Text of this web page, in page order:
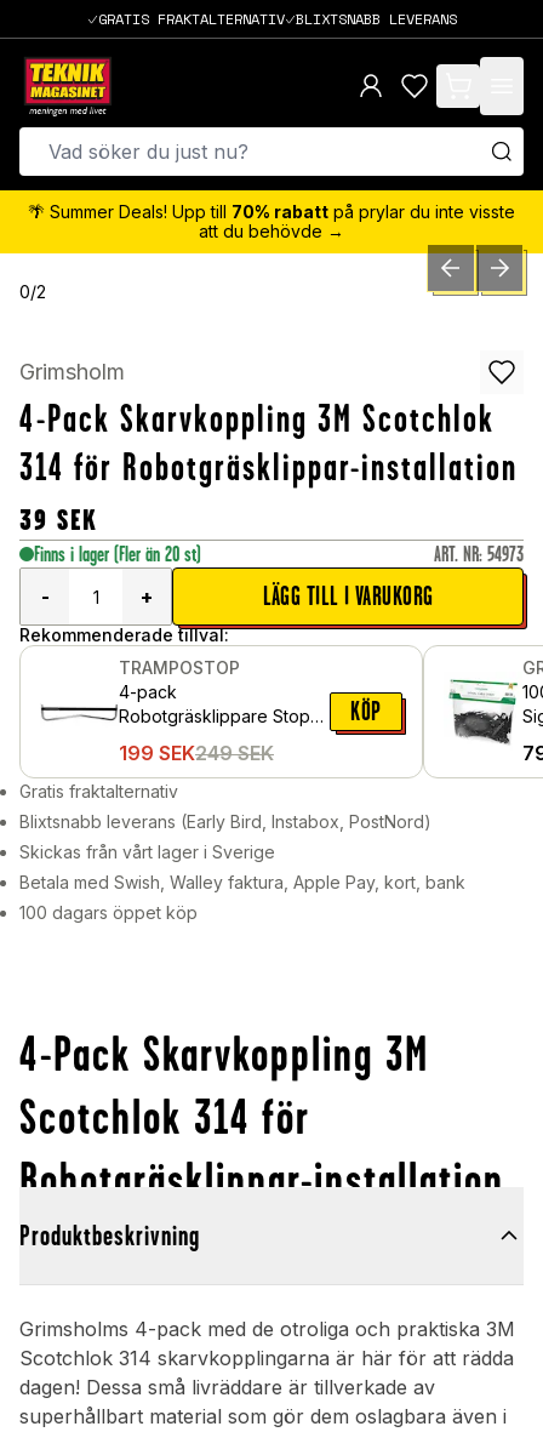
GRATIS FRAKTALTERNATIV BLIXTSNABB LEVERANS
items in cart,
🌴 Summer Deals! Upp till 70% rabatt på prylar du inte visste
att du behövde →
0/2 PREVIOUSNEXT
Grimsholm
4-Pack Skarvkoppling 3M Scotchlok
314 för Robotgräsklippar-installation
39 SEK
Finns i lager (Fler än 20 st) ART. NR: 54973
-
+ LÄGG TILL I VARUKORG
Rekommenderade tillval:
TRAMPOSTOP
4-pack
Robotgräsklippare Stopp
199 SEK249 SEK
KÖP
Gratis fraktalternativ
Blixtsnabb leverans (Early Bird, Instabox, PostNord)
Skickas från vårt lager i Sverige
Betala med Swish, Walley faktura, Apple Pay, kort, bank
100 dagars öppet köp
4-Pack Skarvkoppling 3M
Scotchlok 314 för
Robotgräsklippar-installation
Produktbeskrivning
Grimsholms 4-pack med de otroliga och praktiska 3M
Scotchlok 314 skarvkopplingarna är här för att rädda
dagen! Dessa små livräddare är tillverkade av
superhållbart material som gör dem oslagbara även i